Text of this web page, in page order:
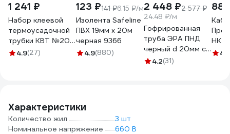
1 241 ₽
Набор клеевой
термоусадочной
трубки КВТ №20
86582
4.9(27)
123 ₽141 ₽6.15 ₽/м
Изолента Safeline
ПВХ 19мм х 20м
черная 9366
4.9(880)
2 448 ₽2 577 ₽
24.48 ₽/м
Гофрированная
труба ЭРА ПНД
черный d 20мм с
зонд. легкая 100м
4.2(31)
НК-
4.4
Характеристики
Количество жил
3 шт
Номинальное напряжение
660 В